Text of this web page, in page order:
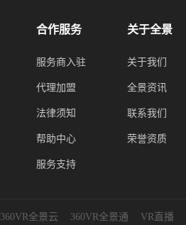
合作服务
服务商入驻
代理加盟
法律须知
帮助中心
服务支持
关于全景
关于我们
全景资讯
联系我们
荣誉资质
360VR全景云 360VR全景通 VR直播